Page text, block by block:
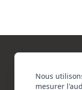
Nous
mesurer